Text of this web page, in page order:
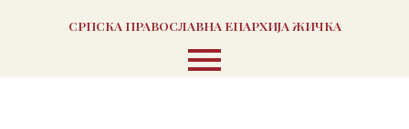
b t
r
a
r
a
u
СРПСКА ПРАВОСЛАВНА ЕПАРХИЈА ЖИЧКА